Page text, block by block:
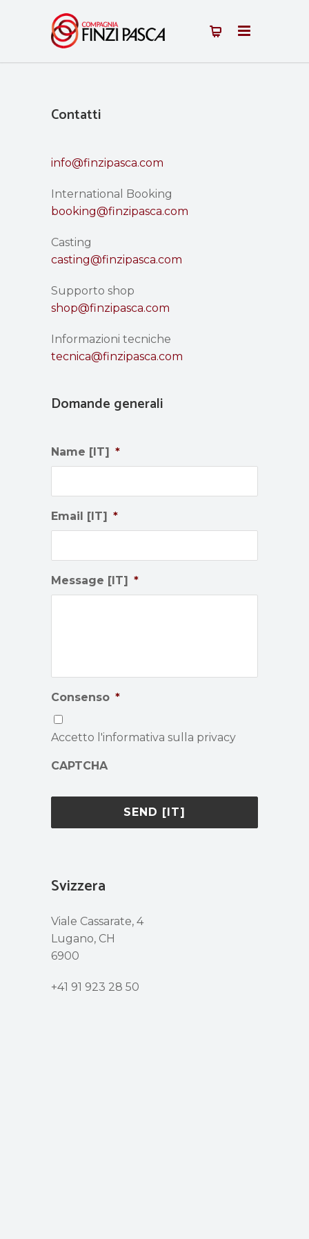
Contatti
info@finzipasca.com
International Booking
booking@finzipasca.com
Casting
casting@finzipasca.com
Supporto shop
shop@finzipasca.com
Informazioni tecniche
tecnica@finzipasca.com
Domande generali
Name [IT] *
Email [IT] *
Message [IT] *
Consenso *
Accetto l'informativa sulla privacy
CAPTCHA
Svizzera
Viale Cassarate, 4
Lugano, CH
6900
+41 91 923 28 50